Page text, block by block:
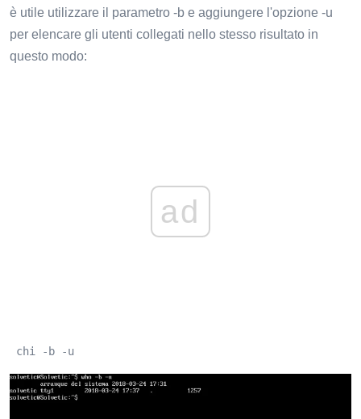
è utile utilizzare il parametro -b e aggiungere l'opzione -u
per elencare gli utenti collegati nello stesso risultato in
questo modo:
ad
chi -b -u